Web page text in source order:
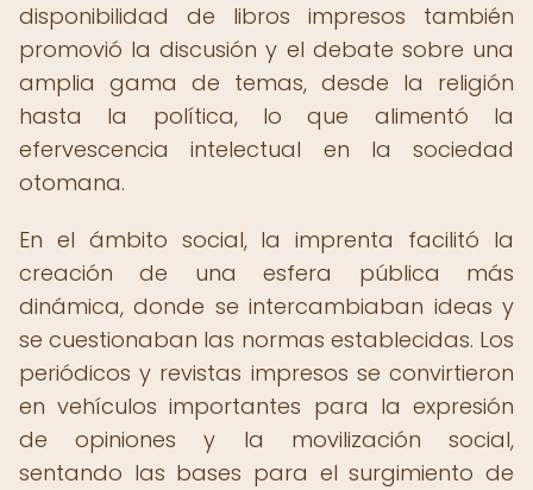
disponibilidad de libros impresos también
promovió la discusión y el debate sobre una
amplia gama de temas, desde la religión
hasta la política, lo que alimentó la
efervescencia intelectual en la sociedad
otomana.
En el ámbito social, la imprenta facilitó la
creación de una esfera pública más
dinámica, donde se intercambiaban ideas y
se cuestionaban las normas establecidas. Los
periódicos y revistas impresos se convirtieron
en vehículos importantes para la expresión
de opiniones y la movilización social,
sentando las bases para el surgimiento de